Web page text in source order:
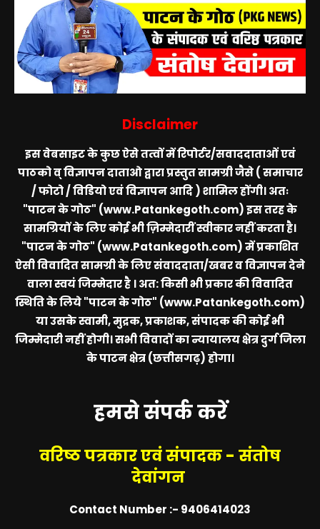
Disclaimer
इस वेबसाइट के कुछ ऐसे तत्वों में रिपोर्टर/सवाददाताओं एवं
पाठको व् विज्ञापन दाताओ द्वारा प्रस्तुत सामग्री जैसे ( समाचार
/ फोटो / विडियो एवं विज्ञापन आदि ) शामिल होंगी। अतः
"पाटन के गोठ" (www.Patankegoth.com)इस तरह के
सामग्रियों के लिए कोई भी ज़िम्मेदारीं स्वीकार नहीं करता है।
"पाटन के गोठ" (www.Patankegoth.com)में प्रकाशित
ऐसी विवादित सामग्री के लिए संवाददाता/खबर व विज्ञापन देने
वाला स्वयं जिम्मेदार है । अत: किसी भी प्रकार की विवादित
स्थिति के लिये"पाटन के गोठ" (www.Patankegoth.com)
या उसके स्वामी, मुद्रक, प्रकाशक, संपादक की कोई भी
जिम्मेदारी नहीं होगी। सभी विवादों का न्यायालय क्षेत्र दुर्ग जिला
के पाटन क्षेत्र (छत्तीसगढ़) होगा।
हमसे संपर्क करें
वरिष्ठ पत्रकार एवं संपादक - संतोष
देवांगन
Contact Number :- 9406414023